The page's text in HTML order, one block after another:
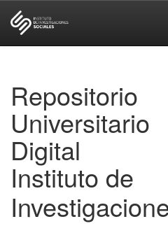
Repositorio
Universitario
Digital
Instituto de